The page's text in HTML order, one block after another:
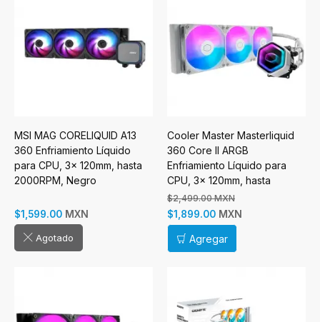
MSI MAG CORELIQUID A13
360 Enfriamiento Líquido
para CPU, 3x 120mm, hasta
2000RPM, Negro
$1,599.00 MXN
Agotado
Cooler Master Masterliquid
360 Core II ARGB
Enfriamiento Líquido para
CPU, 3x 120mm, hasta
1750RPM, Blanco
$2,499.00 MXN
$1,899.00 MXN
Agregar